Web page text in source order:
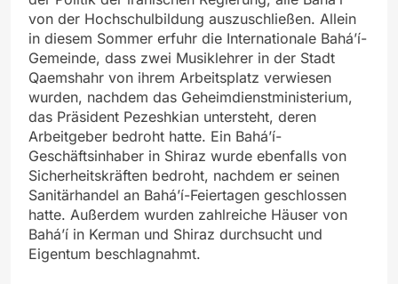
von der Hochschulbildung auszuschließen. Allein
in diesem Sommer erfuhr die Internationale Bahá’í-
Gemeinde, dass zwei Musiklehrer in der Stadt
Qaemshahr von ihrem Arbeitsplatz verwiesen
wurden, nachdem das Geheimdienstministerium,
das Präsident Pezeshkian untersteht, deren
Arbeitgeber bedroht hatte. Ein Bahá’í-
Geschäftsinhaber in Shiraz wurde ebenfalls von
Sicherheitskräften bedroht, nachdem er seinen
Sanitärhandel an Bahá’í-Feiertagen geschlossen
hatte. Außerdem wurden zahlreiche Häuser von
Bahá’í in Kerman und Shiraz durchsucht und
Eigentum beschlagnahmt.